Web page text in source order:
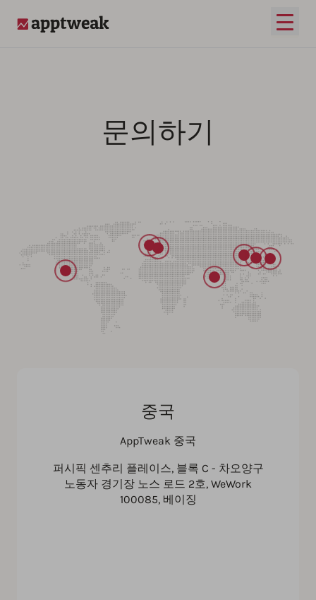
메인
문의하기
중국
AppTweak 중국
퍼시픽 센추리 플레이스, 블록 C - 차오양구
노동자 경기장 노스 로드 2호, WeWork
100085, 베이징